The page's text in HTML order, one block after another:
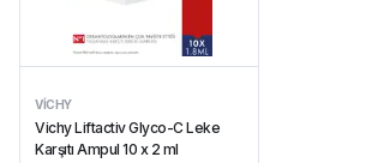
VICHY
Vichy Liftactiv Glyco-C Leke
Karşıtı Ampul 10 x 2 ml